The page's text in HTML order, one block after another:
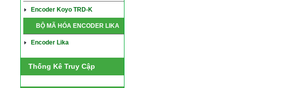
Encoder Koyo TRD-K
BỘ MÃ HÓA ENCODER LIKA
Encoder Lika
Thống Kê Truy Cập